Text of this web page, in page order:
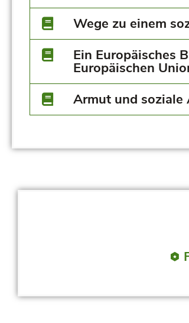
Wege zu einem
Ein Europäisches
Europäischen
Armut und soziale